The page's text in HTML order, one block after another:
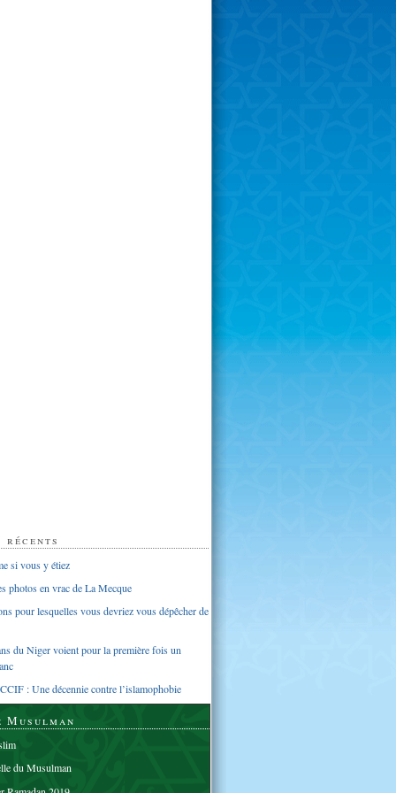
si vous y étiez
photos en vrac de La Mecque
pour lesquelles vous devriez vous dépêcher de
du Niger voient pour la première fois un
: Une décennie contre l’islamophobie
Musulman
du Musulman